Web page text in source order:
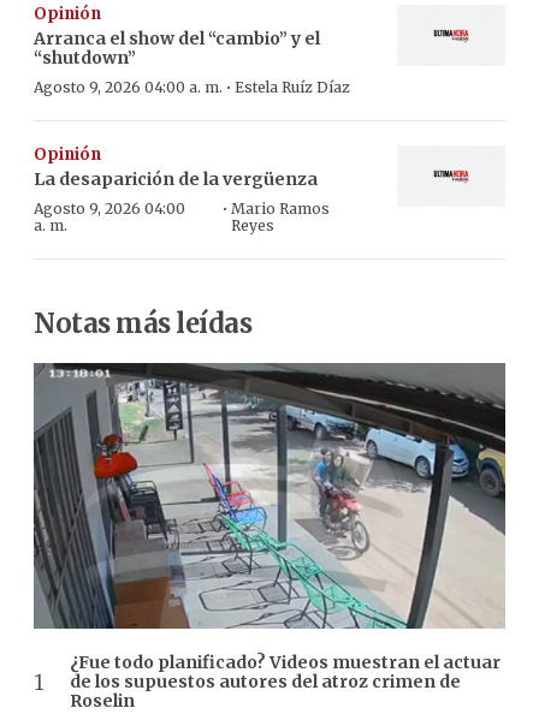
Opinión
Arranca el show del “cambio” y el
“shutdown”
Agosto 9, 2026 04:00 a. m. · Estela Ruíz Díaz
Opinión
La desaparición de la vergüenza
Agosto 9, 2026 04:00
a. m.
· Mario Ramos
Reyes
Notas más leídas
¿Fue todo planificado? Videos muestran el actuar
de los supuestos autores del atroz crimen de
Roselin